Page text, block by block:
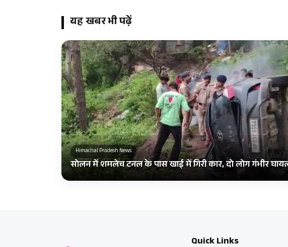
यह खबर भी पढ़ें
Himachal Pradesh News
सोलन में शमलेच टनल के पास खाई में गिरी कार, दो लोग गंभीर
Quick Links